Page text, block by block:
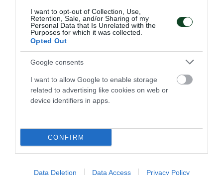
I want to opt-out of Collection, Use,
Retention, Sale, and/or Sharing of my
Personal Data that Is Unrelated with the
Purposes for which it was collected.
Opted Out
Google consents
I want to allow Google to enable storage
related to advertising like cookies on web or
device identifiers in apps.
CONFIRM
Data Deletion Data Access Privacy Policy
τμήμα ποδοσφαίρου γυναικών.
06.08.2026 ΠΟΔΟΣΦΑΙΡΟ ΓΥΝΑΙΚΩΝ